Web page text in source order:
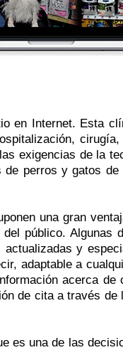
en Internet. Esta
exigencias de la
perros y gatos
una gran
público. Algunas
y
adaptable a
acerca de
de cita a través de
es una de las